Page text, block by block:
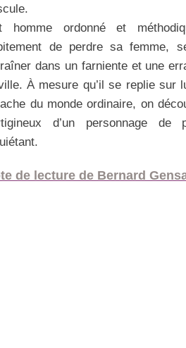
homme ordonné et
de perdre sa femme,
dans un farniente et une
À mesure qu’il se replie sur
du monde ordinaire, on
d’un personnage
de lecture de Bernard